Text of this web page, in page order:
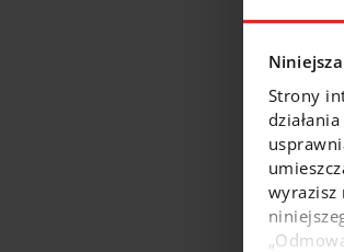
Strony
wyrazisz